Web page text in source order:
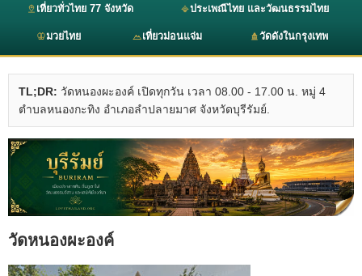
เที่ยวทั่วไทย 77 จังหวัด ประเพณีไทย และวัฒนธรรมไทย
มวยไทย เที่ยวม่อนแจ่ม วัดดังในกรุงเทพ
TL;DR: วัดหนองผะองค์ เปิดทุกวัน เวลา 08.00 - 17.00 น. หมู่ 4
ตำบลหนองกะทิง อำเภอลำปลายมาศ จังหวัดบุรีรัมย์.
วัดหนองผะองค์